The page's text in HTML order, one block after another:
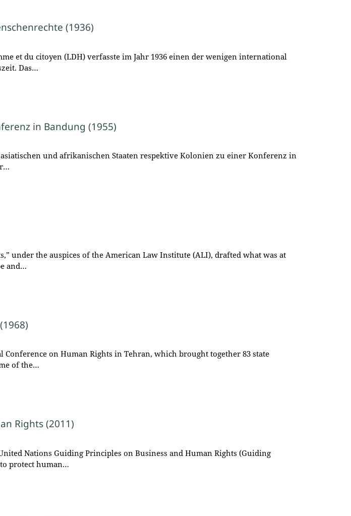
(1936)
et du citoyen (LDH) verfasste im Jahr 1936 einen der wenigen international
Das…
in Bandung (1955)
und afrikanischen Staaten respektive Kolonien zu einer Konferenz in
under the auspices of the American Law Institute (ALI), drafted what was at
and…
on Human Rights in Tehran, which brought together 83 state
of the…
Rights (2011)
Nations Guiding Principles on Business and Human Rights (Guiding
protect human…